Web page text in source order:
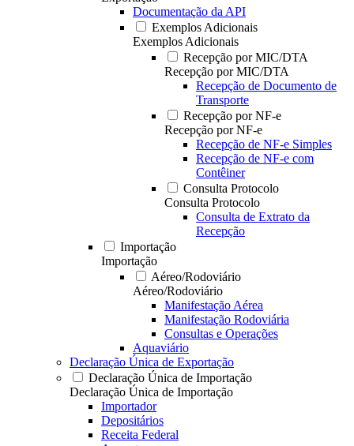
Documentação da API
Exemplos Adicionais
Exemplos Adicionais
Recepção por MIC/DTA
Recepção por MIC/DTA
Recepção de Documento de
Transporte
Recepção por NF-e
Recepção por NF-e
Recepção de NF-e Simples
Recepção de NF-e com
Contêiner
Consulta Protocolo
Consulta Protocolo
Consulta de Extrato da
Recepção
Importação
Importação
Aéreo/Rodoviário
Aéreo/Rodoviário
Manifestação Aérea
Manifestação Rodoviária
Consultas e Operações
Aquaviário
Declaração Única de Exportação
Declaração Única de Importação
Declaração Única de Importação
Importador
Depositários
Receita Federal